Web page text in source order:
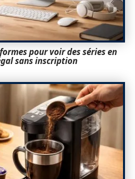
pour voir des séries en
sans inscription